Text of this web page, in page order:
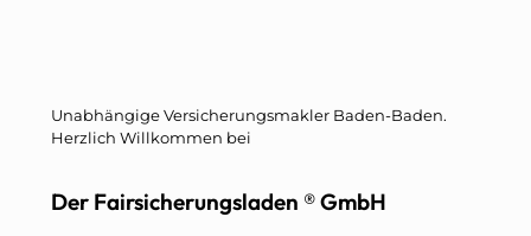
Unabhängige Versicherungsmakler Baden-Baden.
Herzlich Willkommen bei
Der Fairsicherungsladen ® GmbH